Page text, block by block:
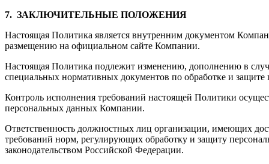
7. ЗАКЛЮЧИТЕЛЬНЫЕ ПОЛОЖЕНИЯ
Настоящая Политика является внутренним документом
размещению на официальном сайте Компании.
Настоящая Политика подлежит изменению, дополнению в
специальных нормативных документов по обработке и
Контроль исполнения требований настоящей Политики
персональных данных Компании.
Ответственность должностных лиц организации, имеющих
требований норм, регулирующих обработку и защиту
законодательством Российской Федерации.